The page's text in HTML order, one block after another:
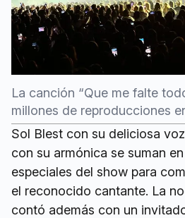
La canción “Que me falte
millones de reproducciones
Sol Blest con su deliciosa
con su armónica se suman
especiales del show para
el reconocido cantante. La
contó además con un